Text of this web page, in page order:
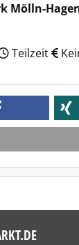
Mölln-
Teilzeit